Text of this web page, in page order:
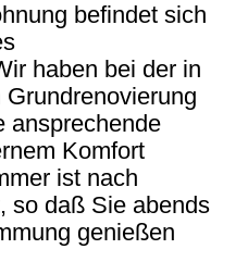
befindet sich
haben bei der in
ansprechende
Komfort
ist nach
so daß Sie abends
genießen